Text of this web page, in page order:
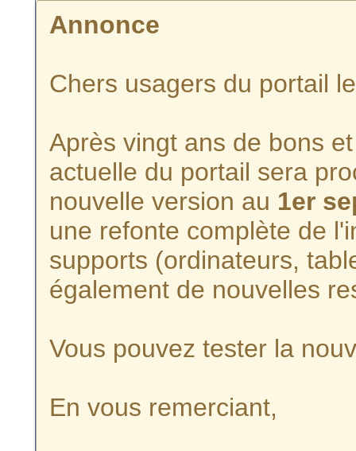
Annonce
Chers usagers du portail
Après vingt ans de bons
actuelle du portail sera
nouvelle version au 1er
une refonte complète de
supports (ordinateurs,
également de nouvelles
Vous pouvez tester la
En vous remerciant,